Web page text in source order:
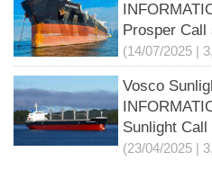
Prosper
(14/07/2025 |
Vosco
Sunlight
(23/04/2025 |